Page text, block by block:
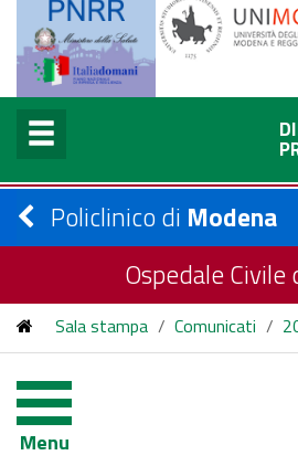
Policlinico di Modena
Ospedale Civile
Sala stampa / Comunicati /
Menu